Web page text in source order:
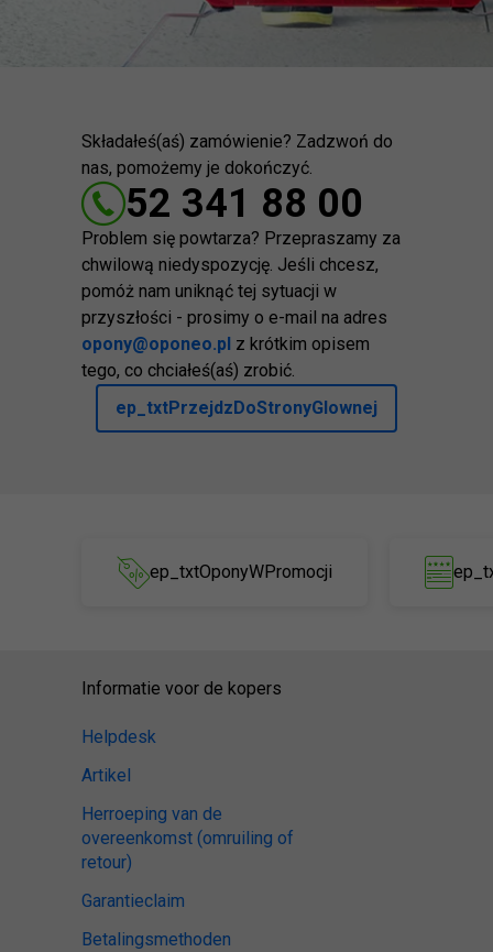
Składałeś(aś) zamówienie? Zadzwoń do
nas, pomożemy je dokończyć.
52 341 88 00
Problem się powtarza? Przepraszamy za
chwilową niedyspozycję. Jeśli chcesz,
pomóż nam uniknąć tej sytuacji w
przyszłości - prosimy o e-mail na adres
opony@oponeo.pl z krótkim opisem
tego, co chciałeś(aś) zrobić.
ep_txtPrzejdzDoStronyGlownej
ep_txtOponyWPromocji
Informatie voor de kopers
Helpdesk
Artikel
Herroeping van de
overeenkomst (omruiling of
retour)
Garantieclaim
Betalingsmethoden